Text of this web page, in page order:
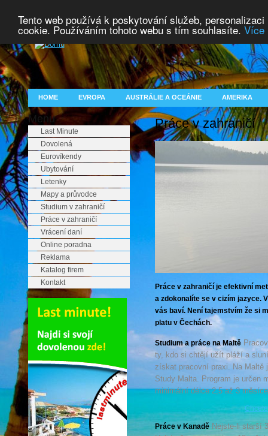
Tento web používá k poskytování služeb,
cookie. Používáním tohoto webu s tím souhlasíte. Více
HOME EVROPA AUSTRÁLIE A OCEÁNIE AMERIKA
Menu
Last Minute
Dovolená
Eurovíkendy
Ubytování
Letenky
Mapy a průvodce
Studium v zahraničí
Práce v zahraničí
Vrácení daní
Online poradna
Reklama
Katalog firem
Kontakt
Práce v zahraničí
Práce v zahraničí je efektivní
a zdokonalíte se v cizím jazyce.
vás baví. Není tajemstvím že si
platu v Čechách.
Studium a práce na Maltě
ty, kdo si chtějí užít pláží a
získat pracovní praxi. Na Maltě
Study Malta. Program je určen
minimální délce 2,5 až 3
Práce v KanaděNejste-li starší